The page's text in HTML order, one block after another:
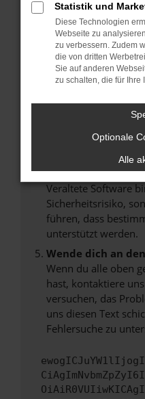
Manche
können das Laden
verhindern.
anderen Browser
Fenster?
Das kann
Probleme zu beheben.
Stelle sicher, dass
Betriebssystem
sind.
Veraltete Software
Sicherheitsrisiko,
führen, dass
unterstützt werden.
Wende dich an
Wenn du alle oben
hast, kontaktiere
versuchen, das
uns diesen Text
Fehlersuche zu
Statistik und
Diese Technologien
Webseite zu
zu verbessern. Zudem
die von dritten
Sie auf anderen
zu schalten, die für Ihre
Optionale
Alle